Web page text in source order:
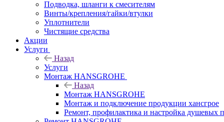
Подводка, шланги к смесителям
Винты/крепления/гайки/втулки
Уплотнители
Чистящие средства
Акции
Услуги
Назад
Услуги
Монтаж HANSGROHE
Назад
Монтаж HANSGROHE
Монтаж и подключение продукции хансгрое
Ремонт, профилактика и настройка душевых